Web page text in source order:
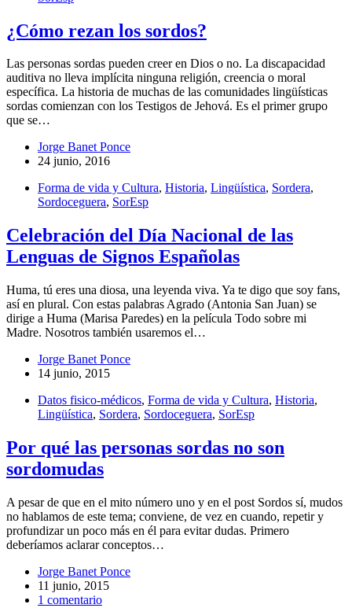
¿Cómo rezan los sordos?
Las personas sordas pueden creer en Dios o no. La discapacidad
auditiva no lleva implícita ninguna religión, creencia o moral
específica. La historia de muchas de las comunidades lingüísticas
sordas comienzan con los Testigos de Jehová. Es el primer grupo
que se…
Jorge Banet Ponce
24 junio, 2016
Forma de vida y Cultura, Historia, Lingüística, Sordera,
Sordoceguera, SorEsp
Celebración del Día Nacional de las
Lenguas de Signos Españolas
Huma, tú eres una diosa, una leyenda viva. Ya te digo que soy fans,
así en plural. Con estas palabras Agrado (Antonia San Juan) se
dirige a Huma (Marisa Paredes) en la película Todo sobre mi
Madre. Nosotros también usaremos el…
Jorge Banet Ponce
14 junio, 2015
Datos fisico-médicos, Forma de vida y Cultura, Historia,
Lingüística, Sordera, Sordoceguera, SorEsp
Por qué las personas sordas no son
sordomudas
A pesar de que en el mito número uno y en el post Sordos sí, mudos
no hablamos de este tema; conviene, de vez en cuando, repetir y
profundizar un poco más en él para evitar dudas. Primero
deberíamos aclarar conceptos…
Jorge Banet Ponce
11 junio, 2015
1 comentario